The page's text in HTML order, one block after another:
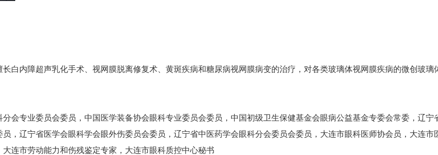
长白内障超声乳化手术、视网膜脱离修复术、黄斑疾病和糖尿病视网膜病变的治疗，对各类玻璃体视网膜疾病的微创玻璃
分会专业委员会委员，中国医学装备协会眼科专业委员会委员，中国初级卫生保健基金会眼病公益基金专委会常委，辽宁
，辽宁省医学会眼科学会眼外伤委员会委员，辽宁省中医药学会眼科分会委员会委员，大连市眼科医师协会员，大连市
连市劳动能力和伤残鉴定专家，大连市眼科质控中心秘书